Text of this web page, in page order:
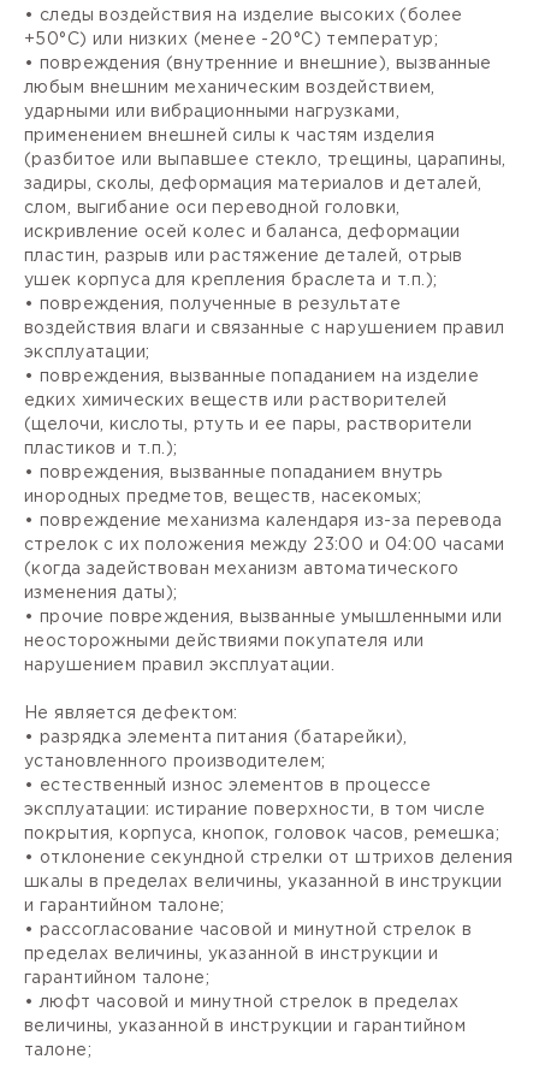
• следы воздействия на изделие высоких (более
+50°С) или низких (менее -20°С) температур;
• повреждения (внутренние и внешние), вызванные
любым внешним механическим воздействием,
ударными или вибрационными нагрузками,
применением внешней силы к частям изделия
(разбитое или выпавшее стекло, трещины, царапины,
задиры, сколы, деформация материалов и деталей,
слом, выгибание оси переводной головки,
искривление осей колес и баланса, деформации
пластин, разрыв или растяжение деталей, отрыв
ушек корпуса для крепления браслета и т.п.);
• повреждения, полученные в результате
воздействия влаги и связанные с нарушением правил
эксплуатации;
• повреждения, вызванные попаданием на изделие
едких химических веществ или растворителей
(щелочи, кислоты, ртуть и ее пары, растворители
пластиков и т.п.);
• повреждения, вызванные попаданием внутрь
инородных предметов, веществ, насекомых;
• повреждение механизма календаря из-за перевода
стрелок с их положения между 23:00 и 04:00 часами
(когда задействован механизм автоматического
изменения даты);
• прочие повреждения, вызванные умышленными или
неосторожными действиями покупателя или
нарушением правил эксплуатации.
Не является дефектом:
• разрядка элемента питания (батарейки),
установленного производителем;
• естественный износ элементов в процессе
эксплуатации: истирание поверхности, в том числе
покрытия, корпуса, кнопок, головок часов, ремешка;
• отклонение секундной стрелки от штрихов деления
шкалы в пределах величины, указанной в инструкции
и гарантийном талоне;
• рассогласование часовой и минутной стрелок в
пределах величины, указанной в инструкции и
гарантийном талоне;
• люфт часовой и минутной стрелок в пределах
величины, указанной в инструкции и гарантийном
талоне;